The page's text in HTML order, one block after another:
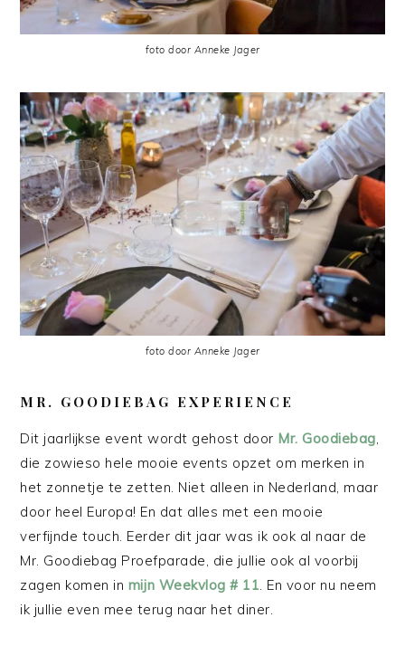
foto door Anneke Jager
foto door Anneke Jager
MR. GOODIEBAG EXPERIENCE
Dit jaarlijkse event wordt gehost door Mr. Goodiebag,
die zowieso hele mooie events opzet om merken in
het zonnetje te zetten. Niet alleen in Nederland, maar
door heel Europa! En dat alles met een mooie
verfijnde touch. Eerder dit jaar was ik ook al naar de
Mr. Goodiebag Proefparade, die jullie ook al voorbij
zagen komen in mijn Weekvlog # 11. En voor nu neem
ik jullie even mee terug naar het diner.